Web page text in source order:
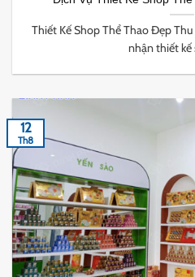
Thiết Kế Shop Thể Thao Đẹp
nhận thiết kế
12
Th8